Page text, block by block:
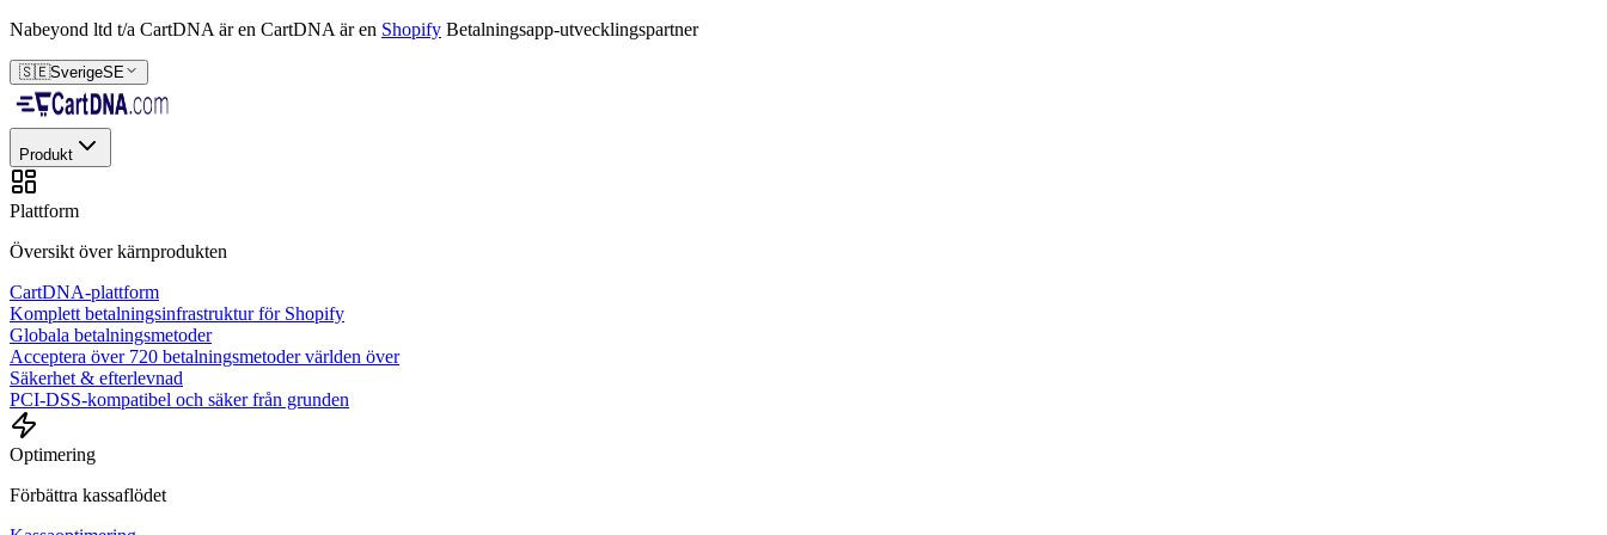
Nabeyond ltd t/a CartDNA är en CartDNA är en Shopify Betalningsapp-utvecklingspartner
🇸🇪SverigeSE
Produkt
Plattform
Översikt över kärnprodukten
CartDNA-plattform
Komplett betalningsinfrastruktur för Shopify
Globala betalningsmetoder
Acceptera över 720 betalningsmetoder världen över
Säkerhet & efterlevnad
PCI-DSS-kompatibel och säker från grunden
Optimering
Förbättra kassaflödet